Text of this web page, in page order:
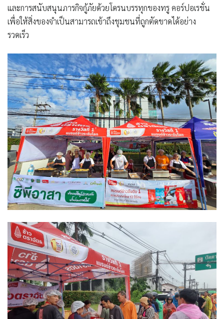
และการสนับสนุนภารกิจกู้ภัยด้วยโดรนบรรทุกของทรู คอร์ปอเรชั่น
เพื่อให้สิ่งของจำเป็นสามารถเข้าถึงชุมชนที่ถูกตัดขาดได้อย่าง
รวดเร็ว